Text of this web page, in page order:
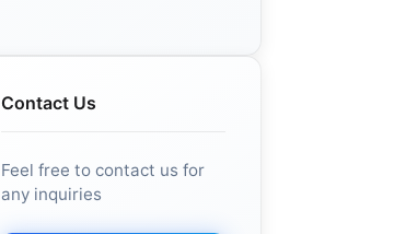
Contact Us
Feel free to contact us for
any inquiries